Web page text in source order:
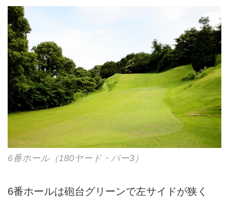
6番ホール（180ヤード・パー3）
6番ホールは砲台グリーンで左サイドが狭く